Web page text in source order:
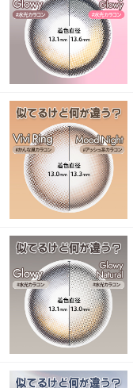
ショッピングガイド
アプリダウンロード
INSTAGRAM TWITTER